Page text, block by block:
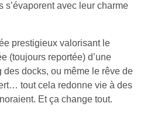
s’évaporent avec leur charme
prestigieux valorisant le
(toujours reportée) d’une
docks, ou même le rêve de
tout cela redonne vie à des
Et ça change tout.